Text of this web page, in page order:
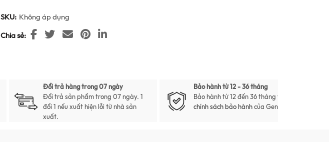
SKU: Không áp dụng
Chia sẻ
Đổi trả hàng trong 07 ngày
Đổi trả sản phẩm trong 07 ngày. 1
đổi 1 nếu xuất hiện lỗi từ nhà sản
xuất.
Bảo hành từ 12 - 36 tháng
Bảo hành từ 12 đến 36 tháng theo
chính sách bảo hànhcủa Gento